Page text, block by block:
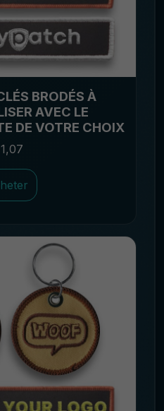
BRODÉS À
AVEC LE
DE VOTRE CHOIX